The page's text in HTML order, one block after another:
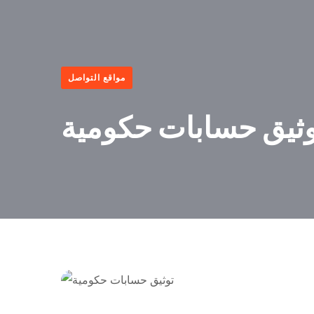
مواقع التواصل
حسابات حكومية